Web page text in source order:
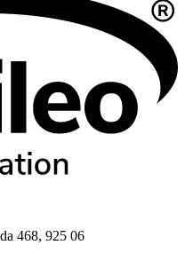
468, 925 06